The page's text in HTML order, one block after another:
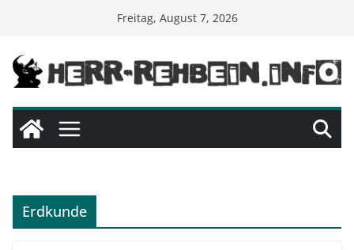
content
Freitag, August 7, 2026
Erdkunde